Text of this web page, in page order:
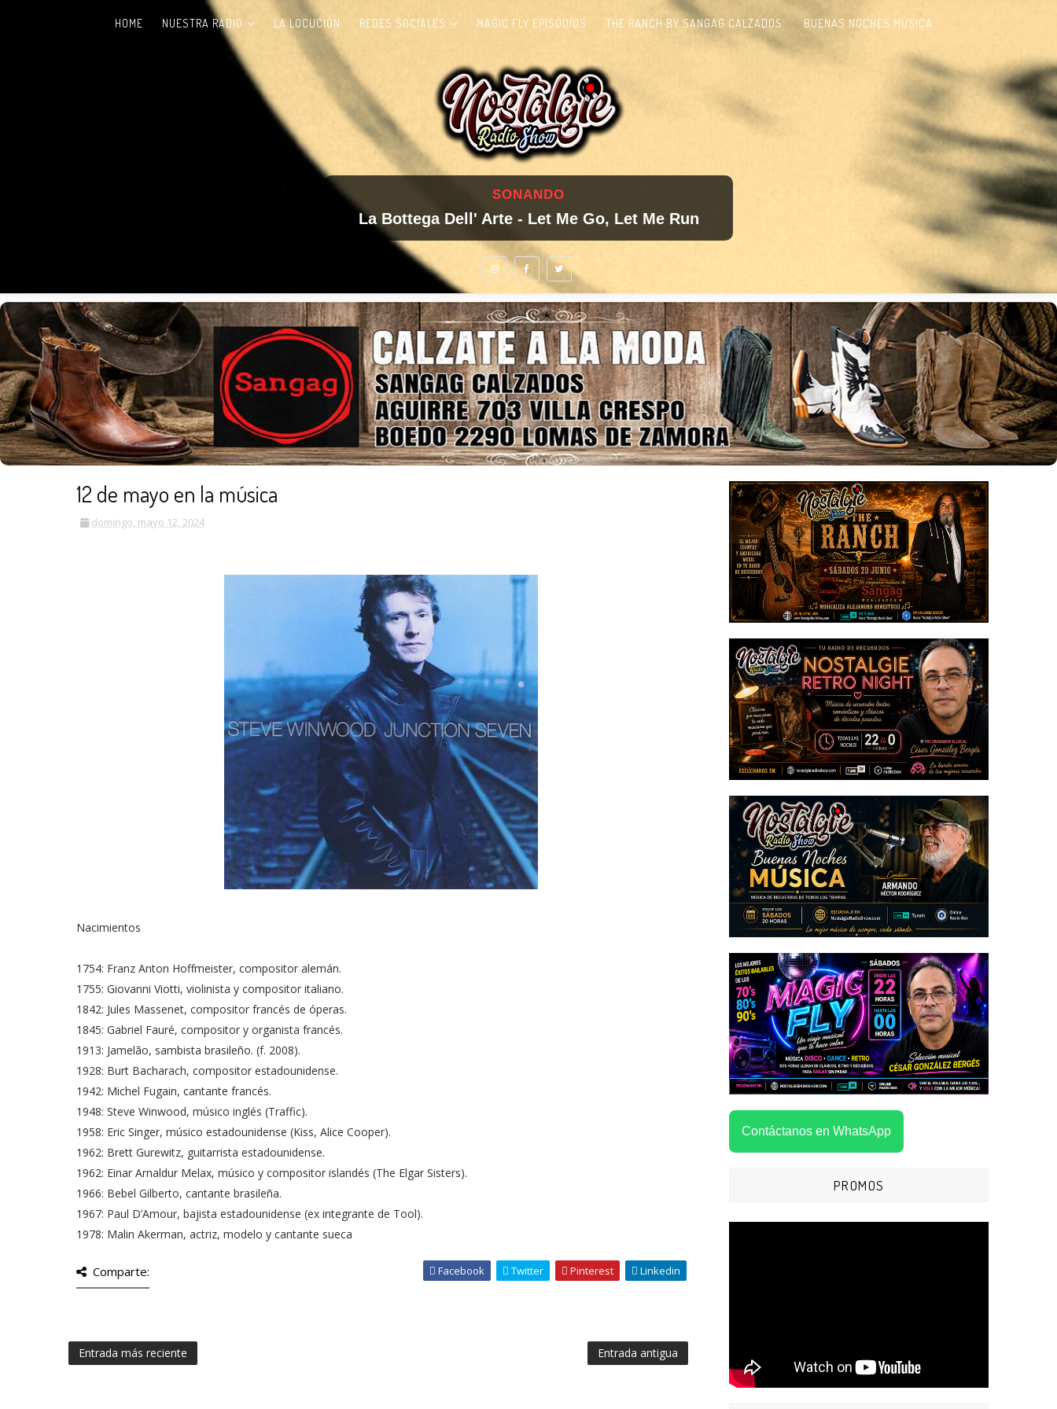
HOME NUESTRA RADIO LA LOCUCIÓN REDES SOCIALES MAGIC FLY EPISODIOS THE RANCH BY SANGAG CALZADOS. BUENAS NOCHES MÚSICA
SONANDO
La Bottega Dell' Arte - Let Me Go, Let Me Run
12 de mayo en la música
domingo, mayo 12, 2024
Nacimientos
1754: Franz Anton Hoffmeister, compositor alemán.
1755: Giovanni Viotti, violinista y compositor italiano.
1842: Jules Massenet, compositor francés de óperas.
1845: Gabriel Fauré, compositor y organista francés.
1913: Jamelão, sambista brasileño. (f. 2008).
1928: Burt Bacharach, compositor estadounidense.
1942: Michel Fugain, cantante francés.
1948: Steve Winwood, músico inglés (Traffic).
1958: Eric Singer, músico estadounidense (Kiss, Alice Cooper).
1962: Brett Gurewitz, guitarrista estadounidense.
1962: Einar Arnaldur Melax, músico y compositor islandés (The Elgar Sisters).
1966: Bebel Gilberto, cantante brasileña.
1967: Paul D’Amour, bajista estadounidense (ex integrante de Tool).
1978: Malin Akerman, actriz, modelo y cantante sueca
Comparte: Facebook Twitter Pinterest Linkedin
Entrada más reciente Entrada antigua
Contáctanos en WhatsApp
PROMOS